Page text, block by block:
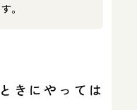
。
きにやっては